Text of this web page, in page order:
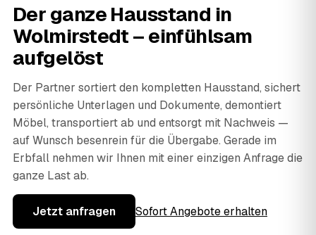
Der ganze Hausstand in
Wolmirstedt – einfühlsam
aufgelöst
Der Partner sortiert den kompletten Hausstand, sichert
persönliche Unterlagen und Dokumente, demontiert
Möbel, transportiert ab und entsorgt mit Nachweis —
auf Wunsch besenrein für die Übergabe. Gerade im
Erbfall nehmen wir Ihnen mit einer einzigen Anfrage die
ganze Last ab.
Jetzt anfragen Sofort Angebote erhalten